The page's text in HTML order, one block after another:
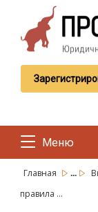
Меню
Главная ...
правила ...